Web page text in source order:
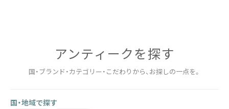
アンティークを​探す
国・ブランド・カテゴリー・こだわりから、お探しの一点を。
国・地域で探す